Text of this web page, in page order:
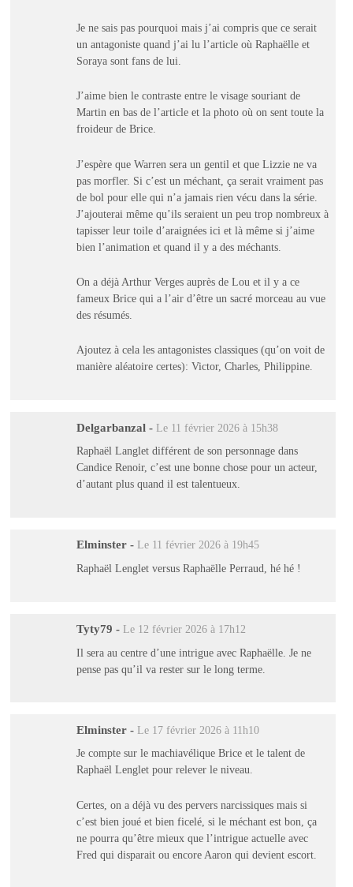
Je ne sais pas pourquoi mais j’ai compris que ce serait
un antagoniste quand j’ai lu l’article où Raphaëlle et
Soraya sont fans de lui.
J’aime bien le contraste entre le visage souriant de
Martin en bas de l’article et la photo où on sent toute la
froideur de Brice.
J’espère que Warren sera un gentil et que Lizzie ne va
pas morfler. Si c’est un méchant, ça serait vraiment pas
de bol pour elle qui n’a jamais rien vécu dans la série.
J’ajouterai même qu’ils seraient un peu trop nombreux à
tapisser leur toile d’araignées ici et là même si j’aime
bien l’animation et quand il y a des méchants.
On a déjà Arthur Verges auprès de Lou et il y a ce
fameux Brice qui a l’air d’être un sacré morceau au vue
des résumés.
Ajoutez à cela les antagonistes classiques (qu’on voit de
manière aléatoire certes): Victor, Charles, Philippine.
Delgarbanzal - Le 11 février 2026 à 15h38
Raphaël Langlet différent de son personnage dans
Candice Renoir, c’est une bonne chose pour un acteur,
d’autant plus quand il est talentueux.
Elminster - Le 11 février 2026 à 19h45
Raphaël Lenglet versus Raphaëlle Perraud, hé hé !
Tyty79 - Le 12 février 2026 à 17h12
Il sera au centre d’une intrigue avec Raphaëlle. Je ne
pense pas qu’il va rester sur le long terme.
Elminster - Le 17 février 2026 à 11h10
Je compte sur le machiavélique Brice et le talent de
Raphaël Lenglet pour relever le niveau.
Certes, on a déjà vu des pervers narcissiques mais si
c’est bien joué et bien ficelé, si le méchant est bon, ça
ne pourra qu’être mieux que l’intrigue actuelle avec
Fred qui disparait ou encore Aaron qui devient escort.